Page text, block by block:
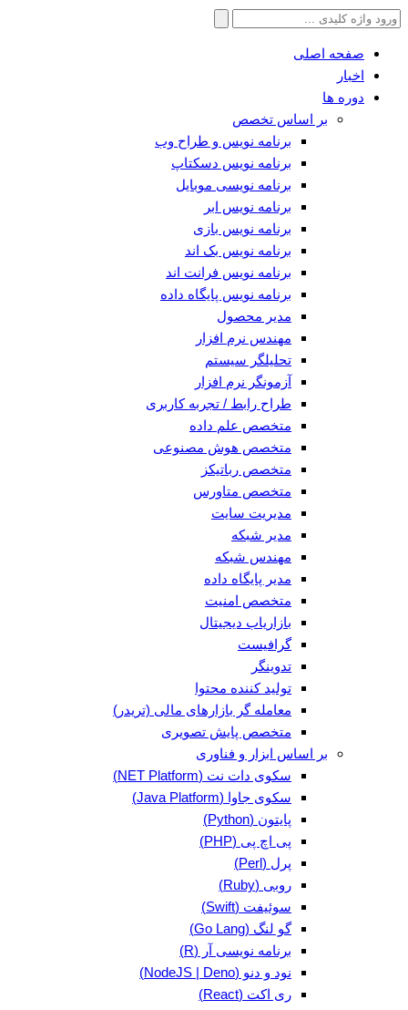
جستجو
صفحه اصلی
اخبار
دوره ها
بر اساس تخصص
برنامه نویس و طراح وب
برنامه نویس دسکتاپ
برنامه نویسی موبایل
برنامه نویس ابر
برنامه نویس بازی
برنامه نویس بک اند
برنامه نویس فرانت اند
برنامه نویس پایگاه داده
مدیر محصول
مهندس نرم افزار
تحلیلگر سیستم
آزمونگر نرم افزار
طراح رابط / تجربه کاربری
متخصص علم داده
متخصص هوش مصنوعی
متخصص رباتیکز
متخصص متاورس
مدیریت سایت
مدیر شبکه
مهندس شبکه
مدیر پایگاه داده
متخصص امنیت
بازاریاب دیجیتال
گرافیست
تدوینگر
تولید کننده محتوا
معامله گر بازارهای مالی (تریدر)
متخصص پایش تصویری
بر اساس ابزار و فناوری
سکوی دات نت (NET Platform)
سکوی جاوا (Java Platform)
پایتون (Python)
پی اچ پی (PHP)
پرل (Perl)
روبی (Ruby)
سوئیفت (Swift)
گو لنگ (Go Lang)
برنامه نویسی آر (R)
نود و دنو (NodeJS | Deno)
ری اکت (React)